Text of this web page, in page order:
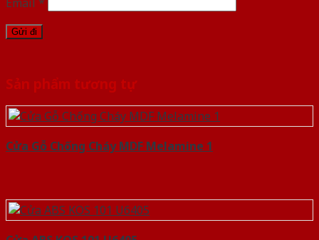
Sản phẩm tương tự
Cửa Gỗ Chống Cháy MDF Melamine 1